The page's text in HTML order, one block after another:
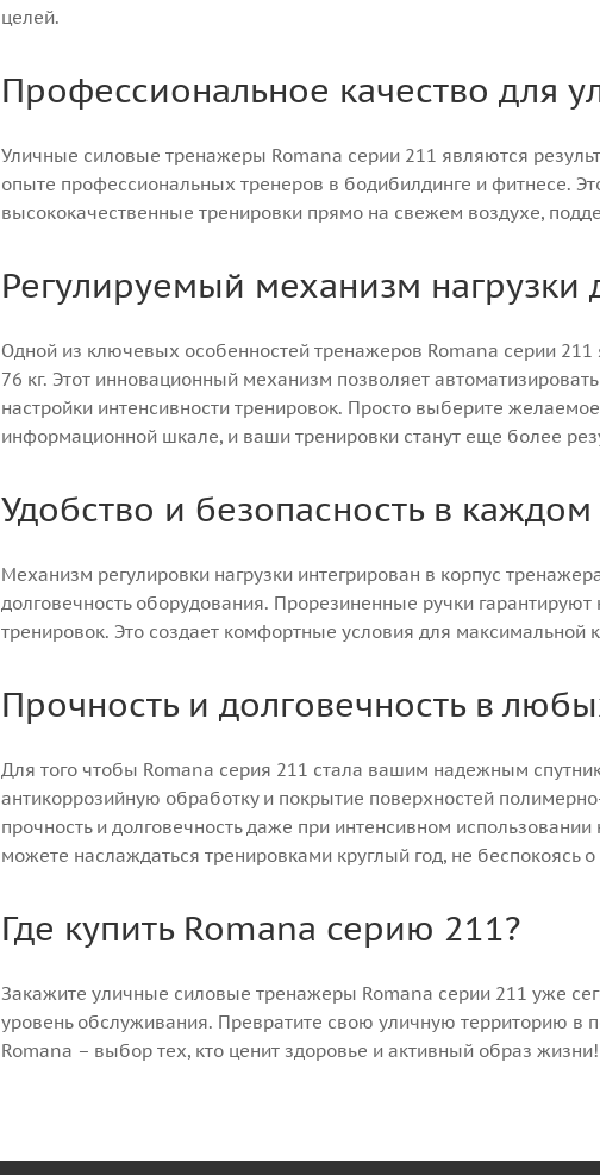
целей.
Профессиональное качество для
Уличные силовые тренажеры Romana серии 211 являются
опыте профессиональных тренеров в бодибилдинге и фитнесе.
высококачественные тренировки прямо на свежем воздухе,
Регулируемый механизм
Одной из ключевых особенностей тренажеров Romana серии
76 кг. Этот инновационный механизм позволяет
настройки интенсивности тренировок. Просто выберите
информационной шкале, и ваши тренировки станут еще более
Удобство и безопасность в
Механизм регулировки нагрузки интегрирован в корпус
долговечность оборудования. Прорезиненные ручки
тренировок. Это создает комфортные условия для
Прочность и долговечность в
Для того чтобы Romana серия 211 стала вашим надежным
антикоррозийную обработку и покрытие поверхностей
прочность и долговечность даже при интенсивном
можете наслаждаться тренировками круглый год, не беспокоясь
Где купить Romana серию 211?
Закажите уличные силовые тренажеры Romana серии 211 уже
уровень обслуживания. Превратите свою уличную территорию
Romana – выбор тех, кто ценит здоровье и активный образ жизни!